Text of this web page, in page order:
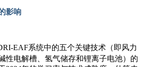
影响
EAF系统中的五个关键技术（即风力
性电解槽、氢气储存和锂离子电池）的